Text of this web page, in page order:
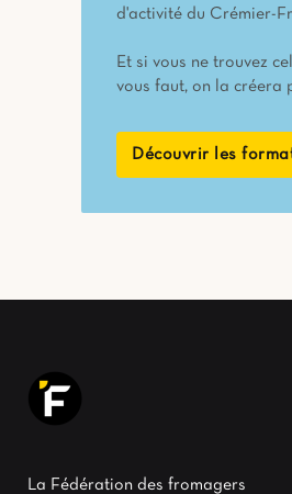
d'activité du Crémier-
Et si vous ne trouvez
vous faut, on la créera
Découvrir les
La Fédération des fromagers